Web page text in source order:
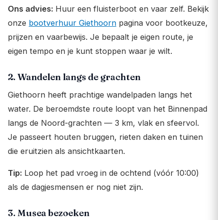
Ons advies: Huur een fluisterboot en vaar zelf. Bekijk
onze bootverhuur Giethoorn pagina voor bootkeuze,
prijzen en vaarbewijs. Je bepaalt je eigen route, je
eigen tempo en je kunt stoppen waar je wilt.
2. Wandelen langs de grachten
Giethoorn heeft prachtige wandelpaden langs het
water. De beroemdste route loopt van het Binnenpad
langs de Noord-grachten — 3 km, vlak en sfeervol.
Je passeert houten bruggen, rieten daken en tuinen
die eruitzien als ansichtkaarten.
Tip: Loop het pad vroeg in de ochtend (vóór 10:00)
als de dagjesmensen er nog niet zijn.
3. Musea bezoeken